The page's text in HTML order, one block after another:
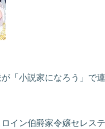
「小説家になろう」で
イン伯爵家令嬢セレステ